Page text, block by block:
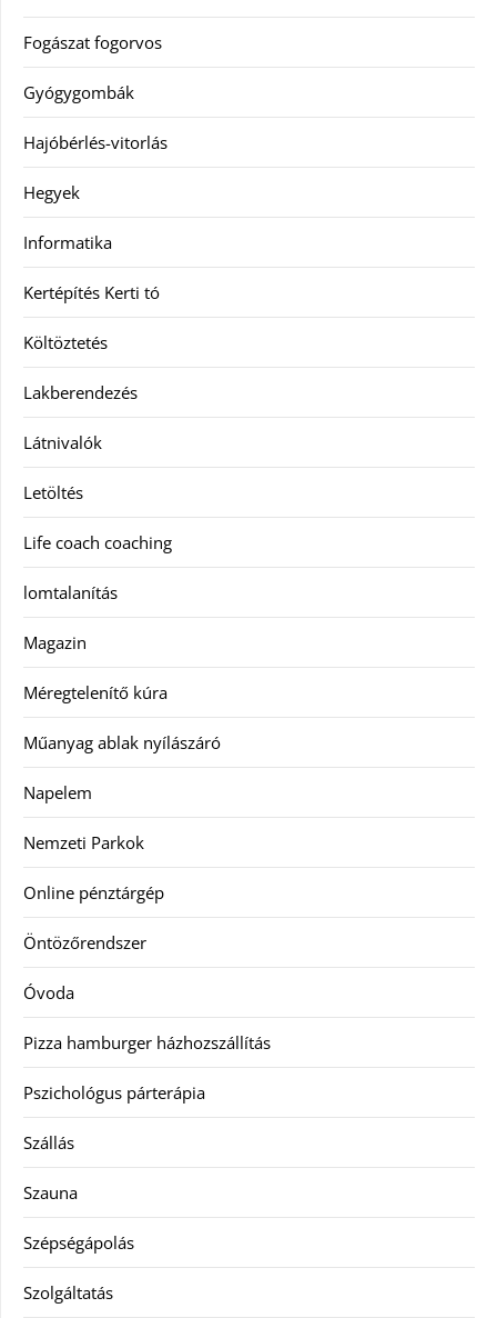
Fogászat fogorvos
Gyógygombák
Hajóbérlés-vitorlás
Hegyek
Informatika
Kertépítés Kerti tó
Költöztetés
Lakberendezés
Látnivalók
Letöltés
Life coach coaching
lomtalanítás
Magazin
Méregtelenítő kúra
Műanyag ablak nyílászáró
Napelem
Nemzeti Parkok
Online pénztárgép
Öntözőrendszer
Óvoda
Pizza hamburger házhozszállítás
Pszichológus párterápia
Szállás
Szauna
Szépségápolás
Szolgáltatás